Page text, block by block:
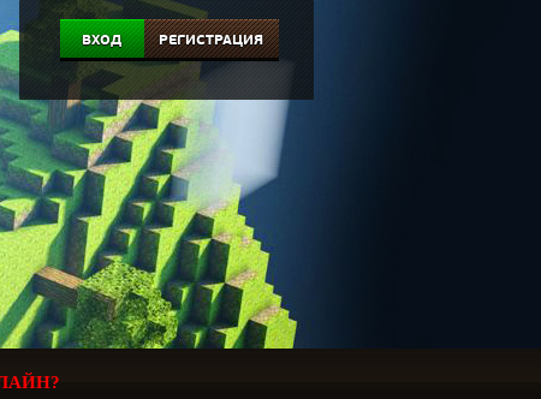
ВХОД РЕГИСТРАЦИЯ